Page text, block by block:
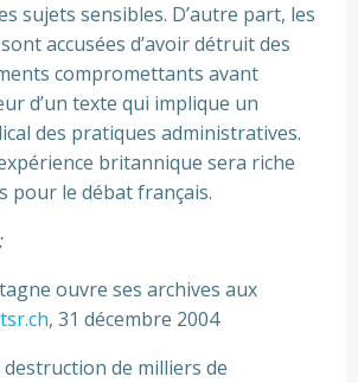
sujets sensibles. D’autre part, les
accusées d’avoir détruit des
compromettants avant
d’un texte qui implique un
des pratiques administratives.
britannique sera riche
pour le débat français.
ouvre ses archives aux
, 31 décembre 2004
destruction de milliers de